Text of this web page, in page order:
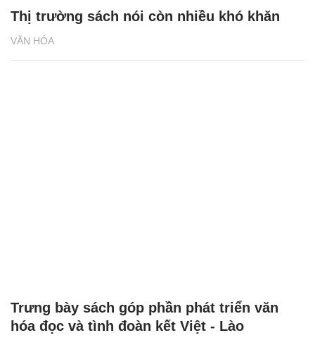
VĂN HÓA
Thị trường sách nói còn nhiều khó khăn
Trưng bày sách góp phần phát triển văn
hóa đọc và tình đoàn kết Việt - Lào